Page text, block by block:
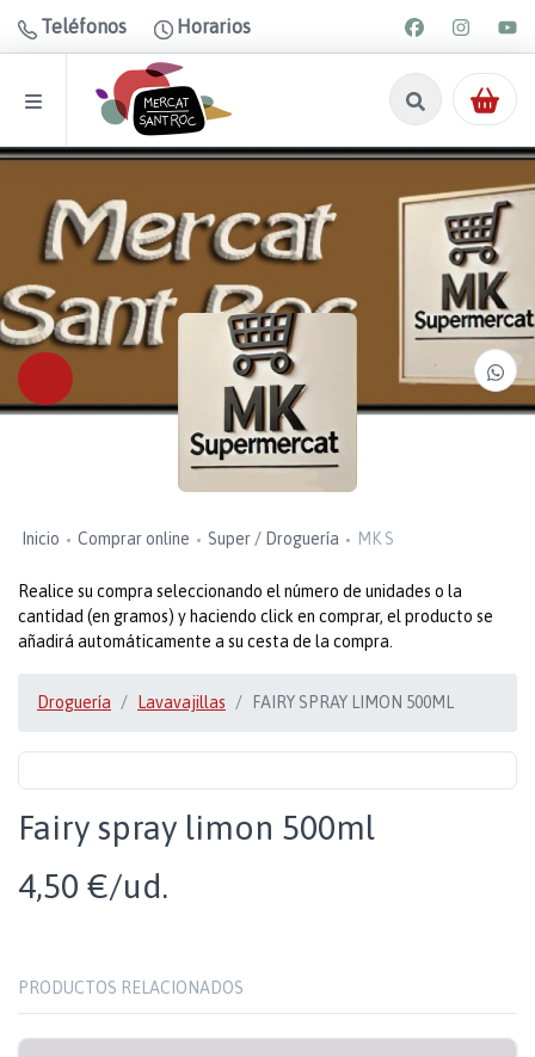
Teléfonos Horarios
Inicio Comprar online Super / Droguería MK S
Realice su compra seleccionando el número de unidades o la
cantidad (en gramos) y haciendo click en comprar, el producto se
añadirá automáticamente a su cesta de la compra.
Droguería Lavavajillas FAIRY SPRAY LIMON 500ML
Fairy spray limon 500ml
4,50 €/ud.
PRODUCTOS RELACIONADOS